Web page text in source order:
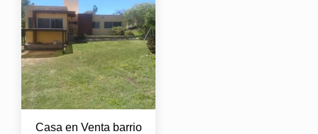
Casa en Venta barrio